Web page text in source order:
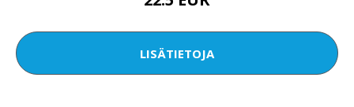
LISÄTIETOJA